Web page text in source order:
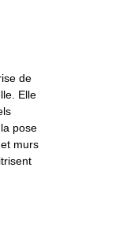
de
Elle
pose
murs